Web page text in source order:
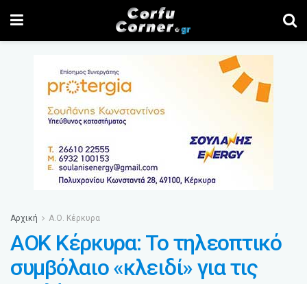
Αρχική Α.Ο. Κέρκυρα
ΑΟΚ Κέρκυρα: Το τηλεοπτικό
συμβόλαιο «κλειδί» για τις